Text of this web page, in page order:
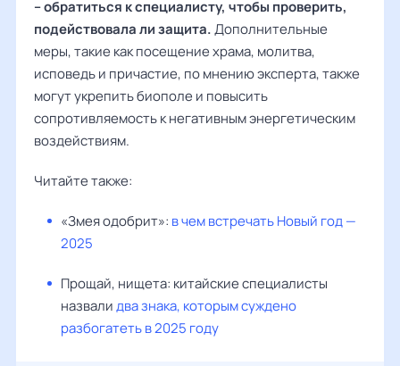
– обратиться к специалисту, чтобы проверить,
подействовала ли защита.Дополнительные
меры, такие как посещение храма, молитва,
исповедь и причастие, по мнению эксперта, также
могут укрепить биополе и повысить
сопротивляемость к негативным энергетическим
воздействиям.
Читайте также:
«Змея одобрит»: в чем встречать Новый год —
2025
Прощай, нищета: китайские специалисты
назвалидва знака, которым суждено
разбогатеть в 2025 году